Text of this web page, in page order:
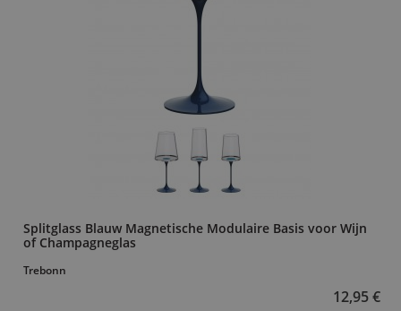
Splitglass Blauw Magnetische Modulaire Basis voor Wijn
of Champagneglas
Trebonn
12,95 €